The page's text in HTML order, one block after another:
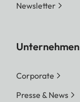
Newsletter
Unternehmen
Corporate
Presse & News